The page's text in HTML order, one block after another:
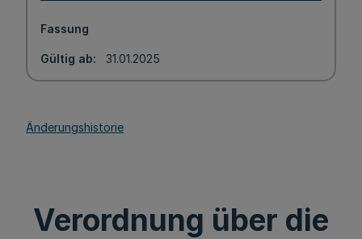
Fassung
Gültig ab 31.01.2025
Änderungshistorie
Verordnung über die